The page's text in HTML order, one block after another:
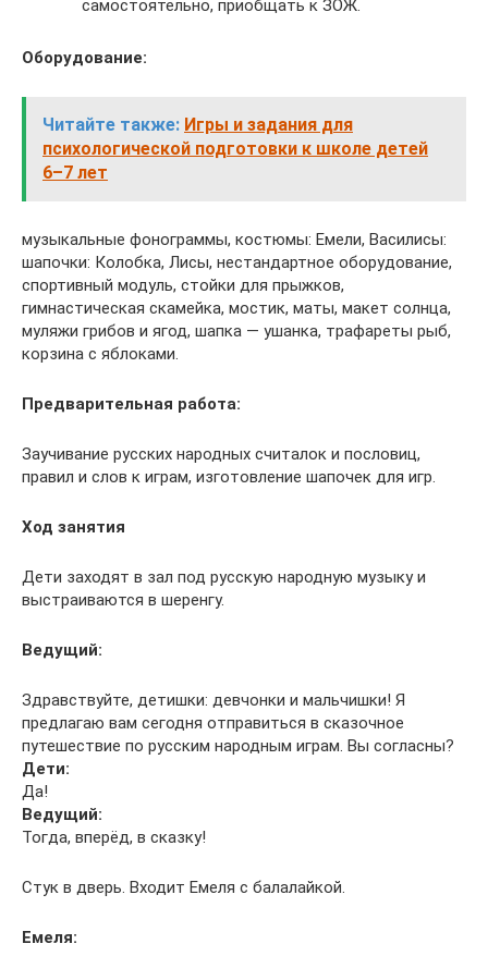
самостоятельно, приобщать к ЗОЖ.
Оборудование:
Читайте также: Игры и задания для
психологической подготовки к школе детей
6–7 лет
музыкальные фонограммы, костюмы: Емели, Василисы:
шапочки: Колобка, Лисы, нестандартное оборудование,
спортивный модуль, стойки для прыжков,
гимнастическая скамейка, мостик, маты, макет солнца,
муляжи грибов и ягод, шапка — ушанка, трафареты рыб,
корзина с яблоками.
Предварительная работа:
Заучивание русских народных считалок и пословиц,
правил и слов к играм, изготовление шапочек для игр.
Ход занятия
Дети заходят в зал под русскую народную музыку и
выстраиваются в шеренгу.
Ведущий:
Здравствуйте, детишки: девчонки и мальчишки! Я
предлагаю вам сегодня отправиться в сказочное
путешествие по русским народным играм. Вы согласны?
Дети:
Да!
Ведущий:
Тогда, вперёд, в сказку!
Стук в дверь. Входит Емеля с балалайкой.
Емеля: